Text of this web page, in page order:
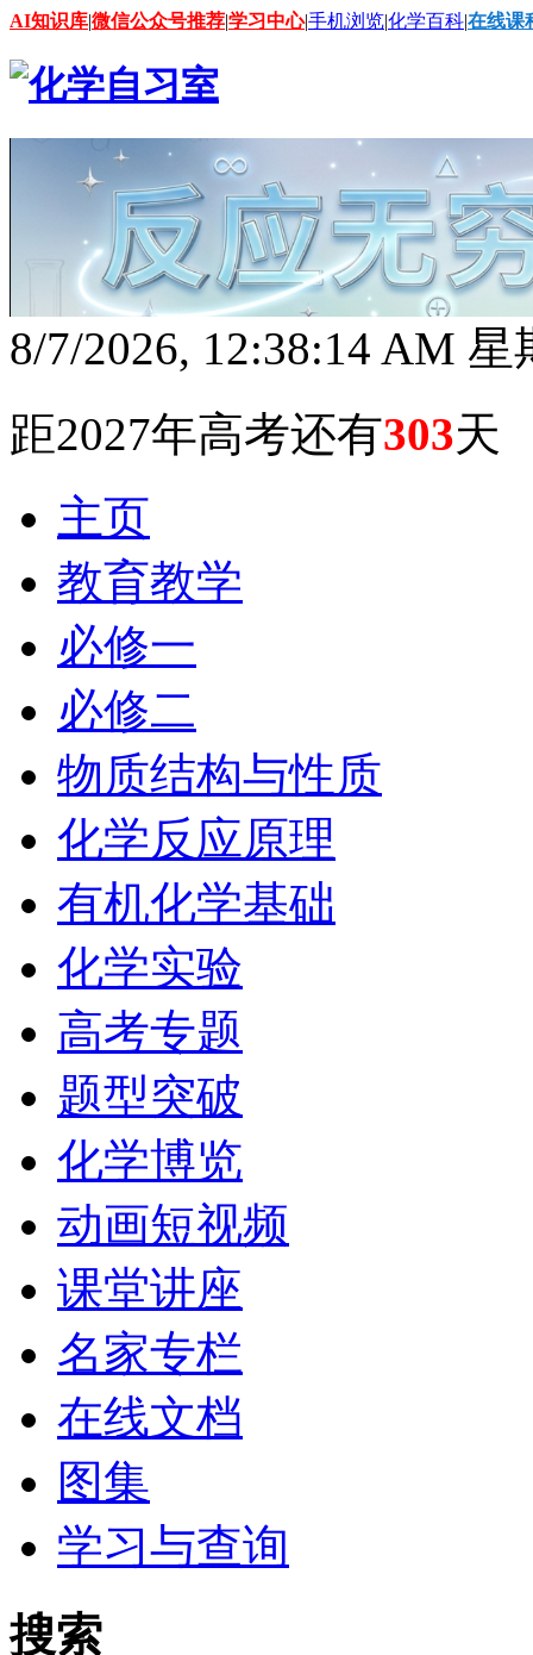
AI知识库|微信公众号推荐|学习中心|手机浏览|化学百科|在线课
8/7/2026, 12:38:15 AM 星
距2027年高考还有303天
主页
教育教学
必修一
必修二
物质结构与性质
化学反应原理
有机化学基础
化学实验
高考专题
题型突破
化学博览
动画短视频
课堂讲座
名家专栏
在线文档
图集
学习与查询
搜索